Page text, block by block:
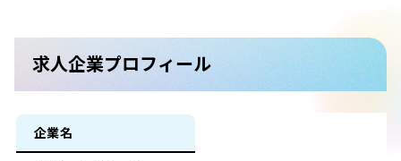
求人企業プロフィール
企業名